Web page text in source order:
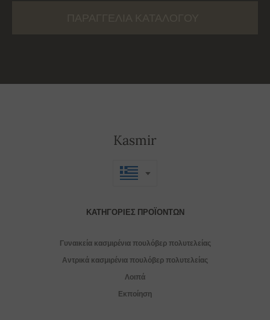
Kasmir
ΚΑΤΗΓΟΡΊΕΣ ΠΡΟΪΌΝΤΩΝ
Γυναικεία κασμιρένια πουλόβερ πολυτελείας
Αντρικά κασμιρένια πουλόβερ πολυτελείας
Λοιπά
Εκποίηση